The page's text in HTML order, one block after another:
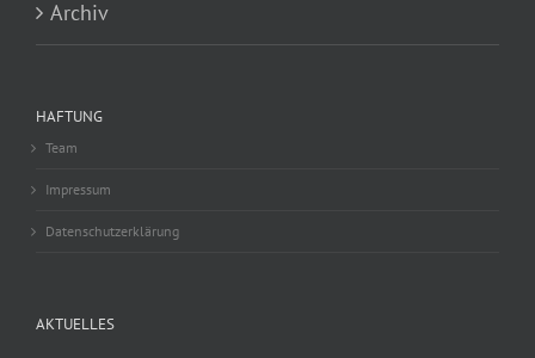
Archiv
HAFTUNG
Team
Impressum
Datenschutzerklärung
AKTUELLES